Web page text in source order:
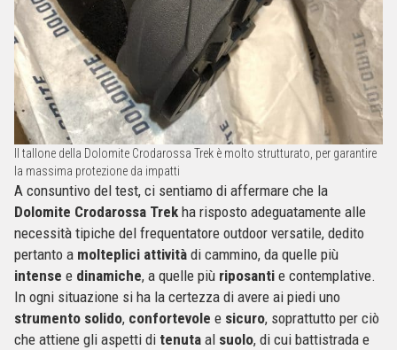
Il tallone della Dolomite Crodarossa Trek è molto strutturato, per garantire
la massima protezione da impatti
A consuntivo del test, ci sentiamo di affermare che la
Dolomite Crodarossa Trek ha risposto adeguatamente alle
necessità tipiche del frequentatore outdoor versatile, dedito
pertanto a molteplici attività di cammino, da quelle più
intense e dinamiche, a quelle più riposanti e contemplative.
In ogni situazione si ha la certezza di avere ai piedi uno
strumento solido, confortevole e sicuro, soprattutto per ciò
che attiene gli aspetti di tenuta al suolo, di cui battistrada e